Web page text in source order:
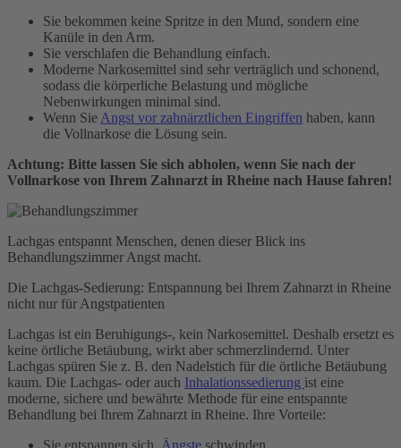
Sie bekommen keine Spritze in den Mund, sondern eine
Kanüle in den Arm.
Sie verschlafen die Behandlung einfach.
Moderne Narkosemittel sind sehr verträglich und schonend,
sodass die körperliche Belastung und mögliche
Nebenwirkungen minimal sind.
Wenn Sie Angst vor zahnärztlichen Eingriffen haben, kann
die Vollnarkose die Lösung sein.
Achtung: Bitte lassen Sie sich abholen, wenn Sie nach der
Vollnarkose von Ihrem Zahnarzt in Rheine nach Hause fahren!
Lachgas entspannt Menschen, denen dieser Blick ins
Behandlungszimmer Angst macht.
Die Lachgas-Sedierung: Entspannung bei Ihrem Zahnarzt in Rheine
nicht nur für Angstpatienten
Lachgas ist ein Beruhigungs-, kein Narkosemittel. Deshalb ersetzt es
keine örtliche Betäubung, wirkt aber schmerzlindernd. Unter
Lachgas spüren Sie z. B. den Nadelstich für die örtliche Betäubung
kaum. Die Lachgas- oder auch Inhalationssedierung ist eine
moderne, sichere und bewährte Methode für eine entspannte
Behandlung bei Ihrem Zahnarzt in Rheine. Ihre Vorteile: